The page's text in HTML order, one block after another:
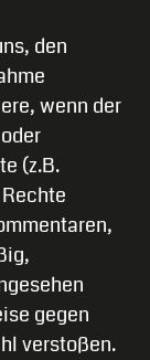
den
wenn der
(z.B.
gegen
verstoßen.